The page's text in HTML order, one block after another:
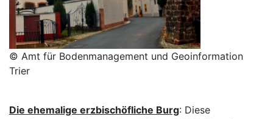
© Amt für Bodenmanagement und Geoinformation
Trier
Die ehemalige erzbischöfliche Burg: Diese